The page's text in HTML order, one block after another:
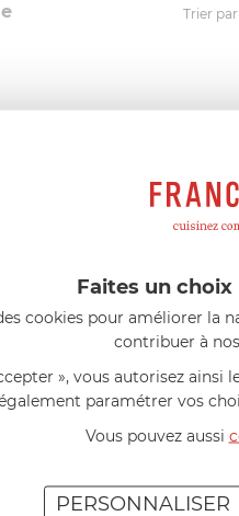
Trier par
le 23/06/2026 à 12:04
dans un produit de haute
casserole est parfaite pour
des sauces et vient complé...»
Faites un
cookies pour améliorer la
contribuer à
», vous autorisez ainsi
paramétrer vos
Vous pouvez aussi
PERSONNALISER